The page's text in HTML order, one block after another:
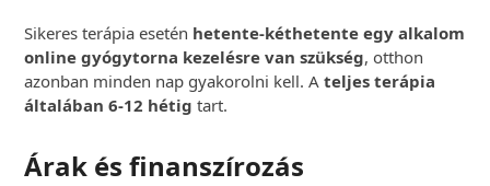
Sikeres terápia esetén hetente-kéthetente egy alkalom
online gyógytorna kezelésre van szükség, otthon
azonban minden nap gyakorolni kell. Ateljes terápia
általában 6-12 hétig tart.
Árak és finanszírozás